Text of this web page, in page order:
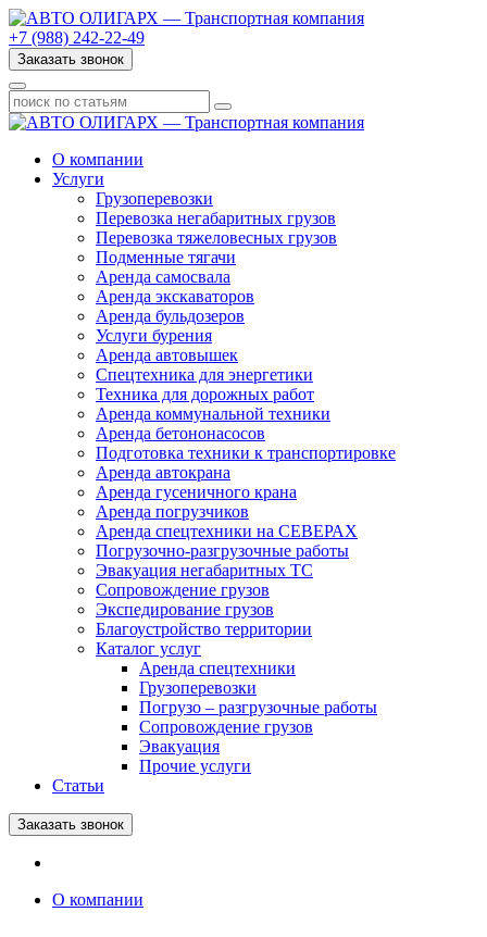
+7 (988) 242-22-49
Заказать звонок
О компании
Услуги
Грузоперевозки
Перевозка негабаритных грузов
Перевозка тяжеловесных грузов
Подменные тягачи
Аренда самосвала
Аренда экскаваторов
Аренда бульдозеров
Услуги бурения
Аренда автовышек
Спецтехника для энергетики
Техника для дорожных работ
Аренда коммунальной техники
Аренда бетононасосов
Подготовка техники к транспортировке
Аренда автокрана
Аренда гусеничного крана
Аренда погрузчиков
Аренда спецтехники на СЕВЕРАХ
Погрузочно-разгрузочные работы
Эвакуация негабаритных ТС
Сопровождение грузов
Экспедирование грузов
Благоустройство территории
Каталог услуг
Аренда спецтехники
Грузоперевозки
Погрузо – разгрузочные работы
Сопровождение грузов
Эвакуация
Прочие услуги
Статьи
Заказать звонок
О компании